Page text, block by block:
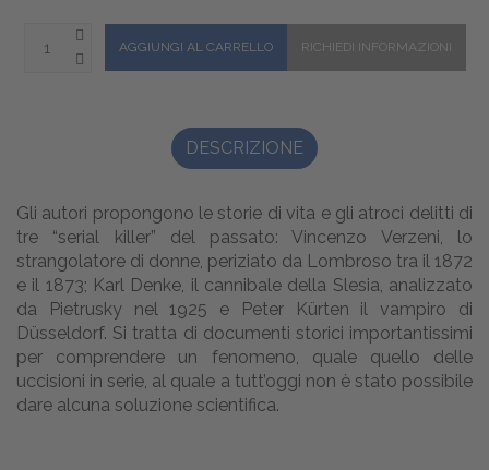
DESCRIZIONE
Gli autori propongono le storie di vita e gli atroci delitti di
tre “serial killer” del passato: Vincenzo Verzeni, lo
strangolatore di donne, periziato da Lombroso tra il 1872
e il 1873; Karl Denke, il cannibale della Slesia, analizzato
da Pietrusky nel 1925 e Peter Kürten il vampiro di
Düsseldorf. Si tratta di documenti storici importantissimi
per comprendere un fenomeno, quale quello delle
uccisioni in serie, al quale a tutt’oggi non è stato possibile
dare alcuna soluzione scientifica.